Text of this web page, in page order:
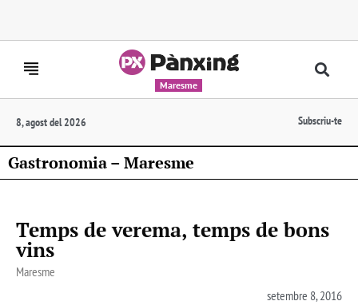
Maresme
8, agost del 2026 Subscriu-te
Gastronomia – Maresme
Temps de verema, temps de bons
vins
Maresme
setembre 8, 2016